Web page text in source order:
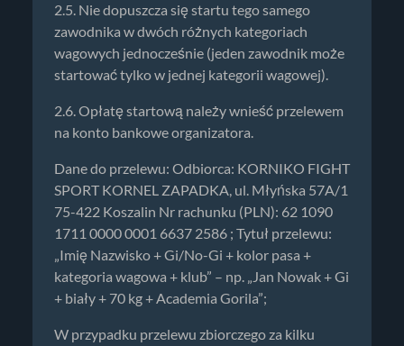
2.5. Nie dopuszcza się startu tego samego
zawodnika w dwóch różnych kategoriach
wagowych jednocześnie (jeden zawodnik może
startować tylko w jednej kategorii wagowej).
2.6. Opłatę startową należy wnieść przelewem
na konto bankowe organizatora.
Dane do przelewu: Odbiorca: KORNIKO FIGHT
SPORT KORNEL ZAPADKA, ul. Młyńska 57A/1
75-422 Koszalin Nr rachunku (PLN): 62 1090
1711 0000 0001 6637 2586 ; Tytuł przelewu:
„Imię Nazwisko + Gi/No-Gi + kolor pasa +
kategoria wagowa + klub” – np. „Jan Nowak + Gi
+ biały + 70 kg + Academia Gorila”;
W przypadku przelewu zbiorczego za kilku